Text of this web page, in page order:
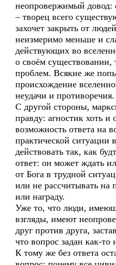
неопровержимый довод:
– творец всего
захочет закрыть от
неизмеримо меньше и
действующих во
о своём существовании,
проблем. Всякие же
происхождение
неудачи и противоречия.
С другой стороны,
правду: агностик хоть и
возможность ответа на
практической ситуации
действовать так, как
ответ: он может ждать
от Бога в трудной
или не рассчитывать на
или награду.
Уже то, что люди,
взгляды, имеют
друг против друга,
что вопрос задан как-то
К тому же без ответа